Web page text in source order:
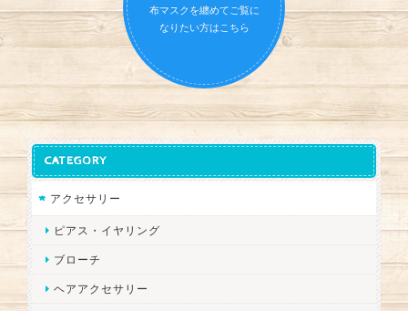
布マスクを纏めてご覧に
なりたい方はこちら
CATEGORY
アクセサリー
ピアス・イヤリング
ブローチ
ヘアアクセサリー